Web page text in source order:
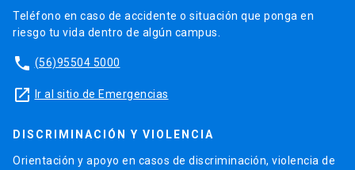
Teléfono en caso de accidente o situación que ponga en
riesgo tu vida dentro de algún campus.
phone (56)95504 5000
launch Ir al sitio de Emergencias
DISCRIMINACIÓN Y VIOLENCIA
Orientación y apoyo en casos de discriminación, violencia de